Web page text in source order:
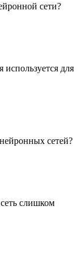
сети?
используется для
сетей?
слишком